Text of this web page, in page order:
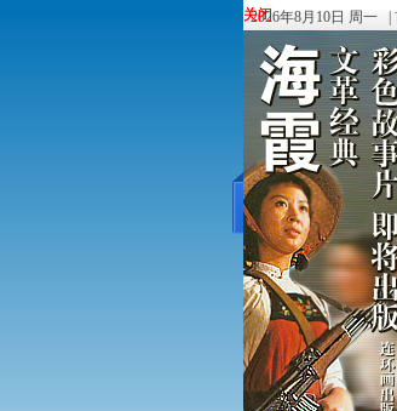
关闭
关闭
2026年8月10日 周一 |
商城首页
您现在的位置：商城
用户名：
密 码：